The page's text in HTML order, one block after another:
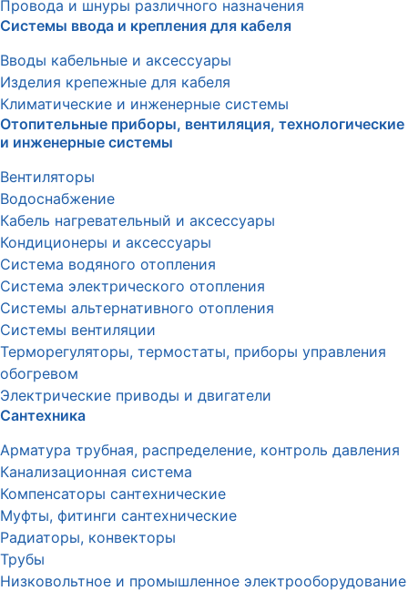
Провода и шнуры различного назначения
Системы ввода и крепления для кабеля
Вводы кабельные и аксессуары
Изделия крепежные для кабеля
Климатические и инженерные системы
Отопительные приборы, вентиляция, технологические
и инженерные системы
Вентиляторы
Водоснабжение
Кабель нагревательный и аксессуары
Кондиционеры и аксессуары
Система водяного отопления
Система электрического отопления
Системы альтернативного отопления
Системы вентиляции
Терморегуляторы, термостаты, приборы управления
обогревом
Электрические приводы и двигатели
Сантехника
Арматура трубная, распределение, контроль давления
Канализационная система
Компенсаторы сантехнические
Муфты, фитинги сантехнические
Радиаторы, конвекторы
Трубы
Низковольтное и промышленное электрооборудование